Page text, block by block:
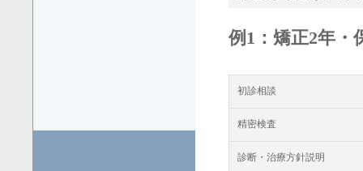
例1：矯正2年・
初診相談
精密検査
診断・治療方針説明